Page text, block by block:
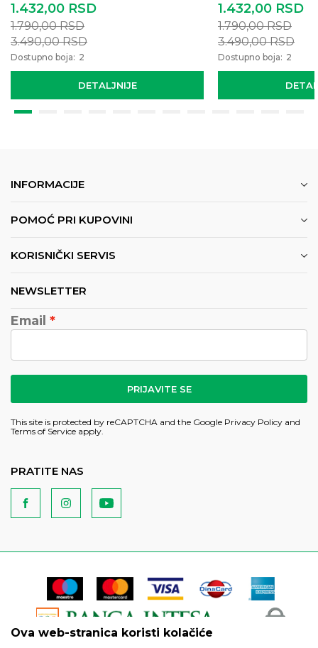
DETALJNIJE
1.432,00 RSD
1.790,00RSD
3.490,00RSD
Dostupno boja: 2
1.432,00 RSD
1.790,00RSD
3.490,00RSD
Dostupno boja: 2
INFORMACIJE
POMOĆ PRI KUPOVINI
KORISNIČKI SERVIS
NEWSLETTER
Email
PRIJAVITE SE
This site is protected by reCAPTCHA and the Google Privacy Policy and
Terms of Service apply.
PRATITE NAS
Ova web-stranica koristi kolačiće